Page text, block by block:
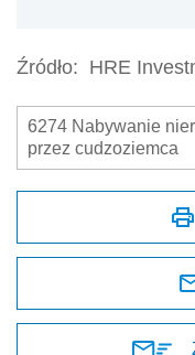
Źródło: HRE
6274 Nabywanie
przez cudzoziemca